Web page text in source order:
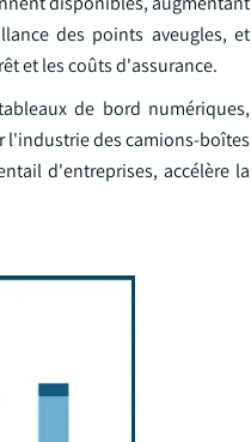
des points aveugles, et
et les coûts d'assurance.
de bord numériques,
l'industrie des camions-boîtes
d'entreprises, accélère la